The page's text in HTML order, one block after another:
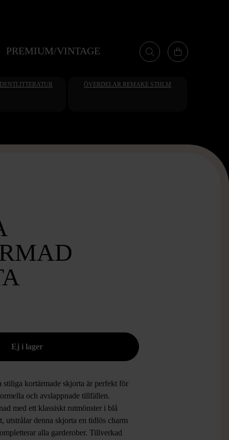
PREMIUM/VINTAGE
ÖVERDELAR REMAKE STHLM
stiliga kortärmade skjorta är perfekt för
och avslappnade tillfällen.
med ett klassiskt rutmönster i blå
utstrålar denna skjorta en tidlös charm
alla garderober. Tillverkad